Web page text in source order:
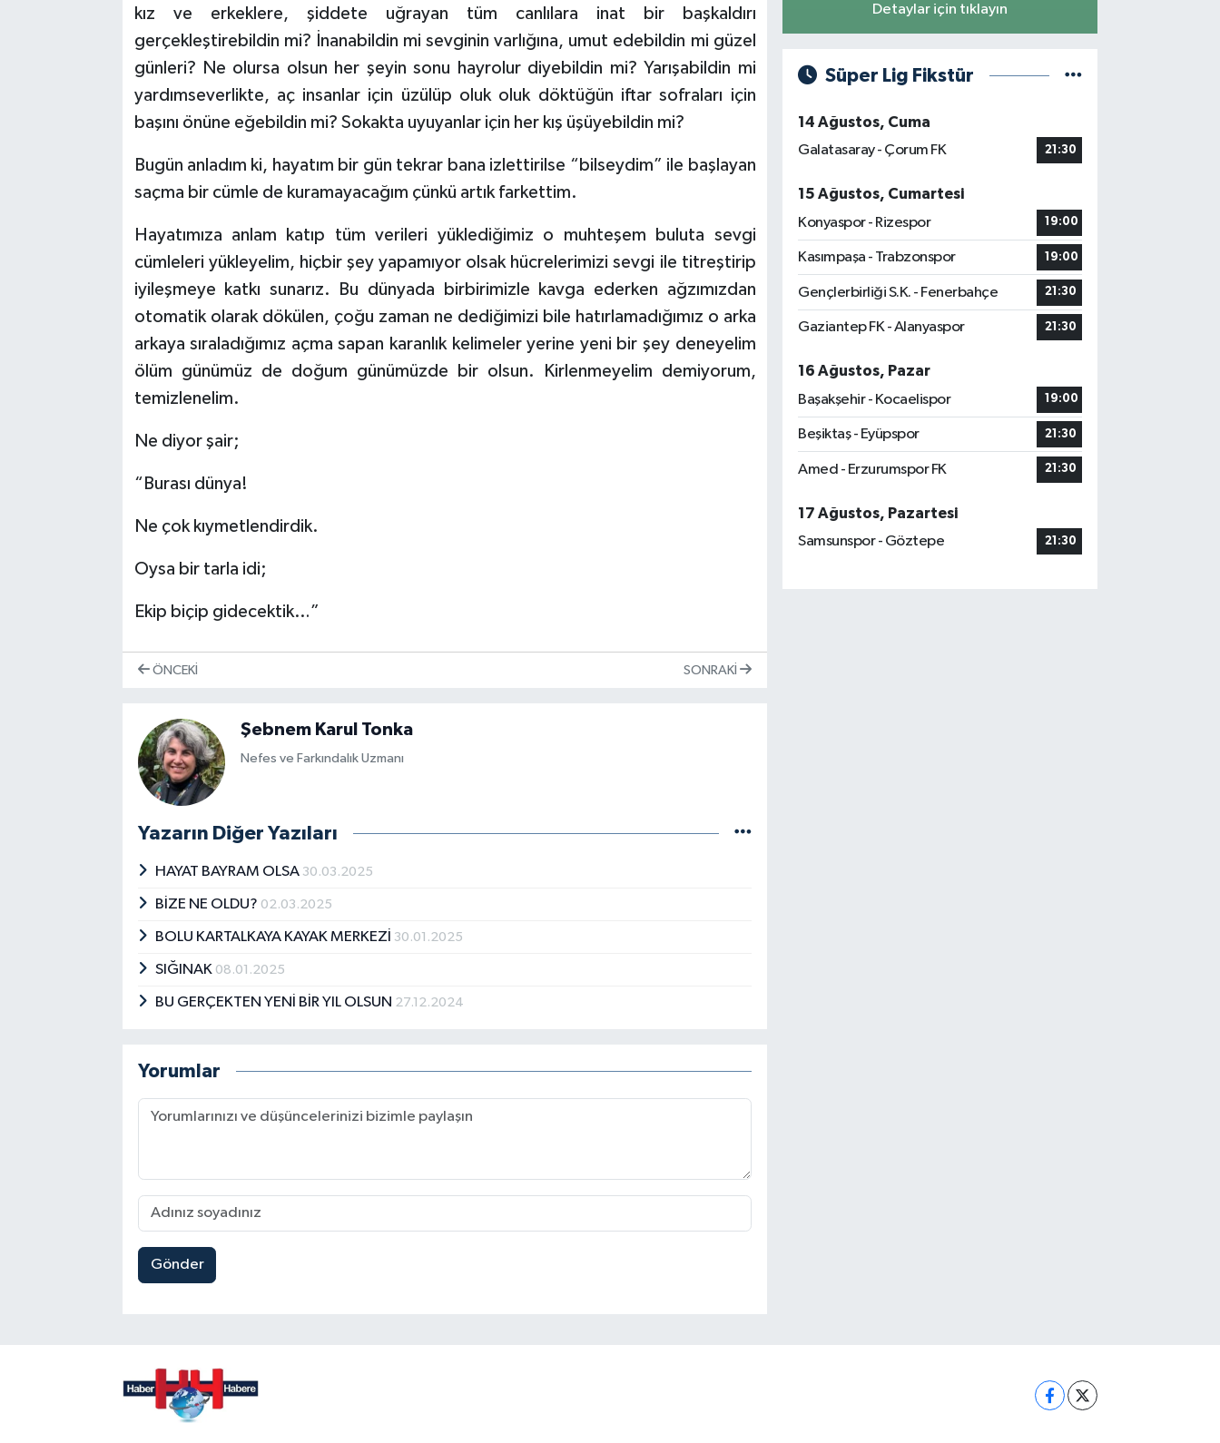
kız ve erkeklere, şiddete uğrayan tüm canlılara inat bir başkaldırı
gerçekleştirebildin mi? İnanabildin mi sevginin varlığına, umut edebildin mi güzel
günleri? Ne olursa olsun her şeyin sonu hayrolur diyebildin mi? Yarışabildin mi
yardımseverlikte, aç insanlar için üzülüp oluk oluk döktüğün iftar sofraları için
başını önüne eğebildin mi? Sokakta uyuyanlar için her kış üşüyebildin mi?
Bugün anladım ki, hayatım bir gün tekrar bana izlettirilse “bilseydim” ile başlayan
saçma bir cümle de kuramayacağım çünkü artık farkettim.
Hayatımıza anlam katıp tüm verileri yüklediğimiz o muhteşem buluta sevgi
cümleleri yükleyelim, hiçbir şey yapamıyor olsak hücrelerimizi sevgi ile titreştirip
iyileşmeye katkı sunarız. Bu dünyada birbirimizle kavga ederken ağzımızdan
otomatik olarak dökülen, çoğu zaman ne dediğimizi bile hatırlamadığımız o arka
arkaya sıraladığımız açma sapan karanlık kelimeler yerine yeni bir şey deneyelim
ölüm günümüz de doğum günümüzde bir olsun. Kirlenmeyelim demiyorum,
temizlenelim.
Ne diyor şair;
“Burası dünya!
Ne çok kıymetlendirdik.
Oysa bir tarla idi;
Ekip biçip gidecektik…”
ÖNCEKI SONRAKI
Şebnem Karul Tonka
Nefes ve Farkındalık Uzmanı
Yazarın Diğer Yazıları
HAYAT BAYRAM OLSA 30.03.2025
BİZE NE OLDU? 02.03.2025
BOLU KARTALKAYA KAYAK MERKEZİ 30.01.2025
SIĞINAK 08.01.2025
BU GERÇEKTEN YENİ BİR YIL OLSUN 27.12.2024
Yorumlar
Gönder
Detaylar için tıklayın
Süper Lig Fikstür
14 Ağustos, Cuma
Galatasaray - Çorum FK
21:30
15 Ağustos, Cumartesi
Konyaspor - Rizespor
19:00
Kasımpaşa - Trabzonspor 19:00
Gençlerbirliği S.K. - Fenerbahçe 21:30
Gaziantep FK - Alanyaspor 21:30
16 Ağustos, Pazar
Başakşehir - Kocaelispor
19:00
Beşiktaş - Eyüpspor 21:30
Amed - Erzurumspor FK 21:30
17 Ağustos, Pazartesi
Samsunspor - Göztepe
21:30